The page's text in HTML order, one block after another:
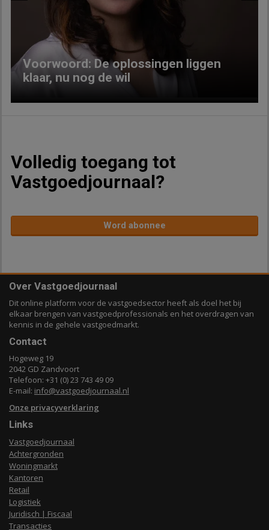
Voorwoord: De oplossingen liggen
klaar, nu nog de wil
Volledig toegang tot
Vastgoedjournaal?
Word abonnee
Over Vastgoedjournaal
Dit online platform voor de vastgoedsector heeft als doel het bij
elkaar brengen van vastgoedprofessionals en het overdragen van
kennis in de gehele vastgoedmarkt.
Contact
Hogeweg 19
2042 GD Zandvoort
Telefoon: +31 (0) 23 743 49 09
E-mail: info@vastgoedjournaal.nl
Onze privacyverklaring
Links
Vastgoedjournaal
Achtergronden
Woningmarkt
Kantoren
Retail
Logistiek
Juridisch | Fiscaal
Transacties